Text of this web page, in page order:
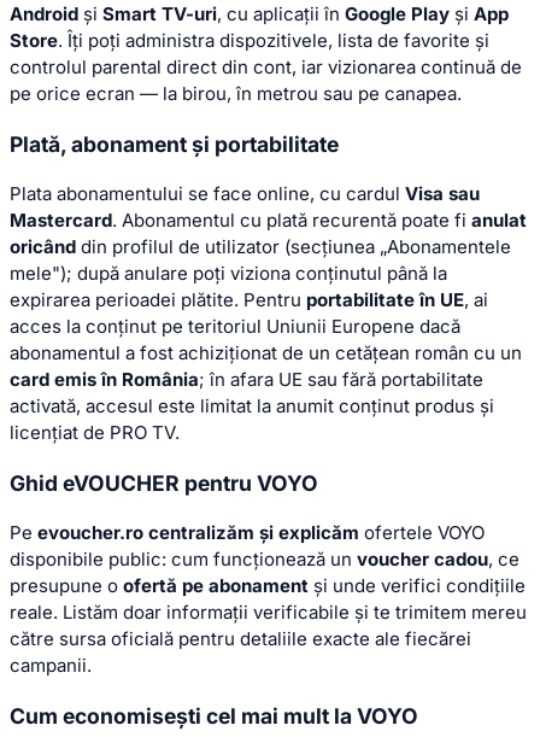
Android și Smart TV-uri, cu aplicații în Google Play și App
Store. Îți poți administra dispozitivele, lista de favorite și
controlul parental direct din cont, iar vizionarea continuă de
pe orice ecran — la birou, în metrou sau pe canapea.
Plată, abonament și portabilitate
Plata abonamentului se face online, cu cardul Visa sau
Mastercard. Abonamentul cu plată recurentă poate fi anulat
oricând din profilul de utilizator (secțiunea „Abonamentele
mele"); după anulare poți viziona conținutul până la
expirarea perioadei plătite. Pentru portabilitate în UE, ai
acces la conținut pe teritoriul Uniunii Europene dacă
abonamentul a fost achiziționat de un cetățean român cu un
card emis în România; în afara UE sau fără portabilitate
activată, accesul este limitat la anumit conținut produs și
licențiat de PRO TV.
Ghid eVOUCHER pentru VOYO
Pe evoucher.ro centralizăm și explicăm ofertele VOYO
disponibile public: cum funcționează un voucher cadou, ce
presupune o ofertă pe abonament și unde verifici condițiile
reale. Listăm doar informații verificabile și te trimitem mereu
către sursa oficială pentru detaliile exacte ale fiecărei
campanii.
Cum economisești cel mai mult la VOYO